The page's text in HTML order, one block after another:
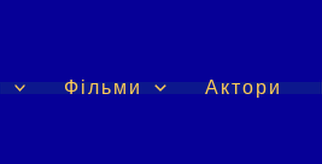
Фільми Актори